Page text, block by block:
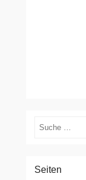
Suchen
Seiten